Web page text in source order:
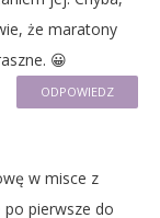
że maratony
😀
ODPOWIEDZ
w misce z
pierwsze do